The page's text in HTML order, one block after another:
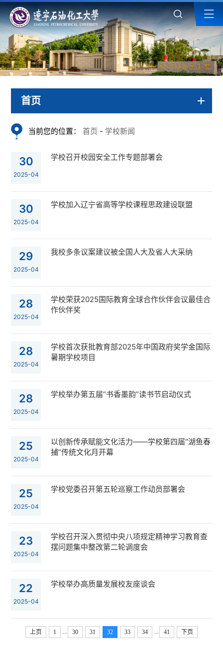
首页
当前您的位置：首页 - 学校新闻
30
2025-04
学校召开校园安全工作专题部署会
30
2025-04
学校加入辽宁省高等学校课程思政建设联盟
29
2025-04
我校多条议案建议被全国人大及省人大采纳
28
2025-04
学校荣获2025国际教育全球合作伙伴会议最佳合
作伙伴奖
28
2025-04
学校首次获批教育部2025年中国政府奖学金国际
暑期学校项目
28
2025-04
学校举办第五届“书香墨韵”读书节启动仪式
25
2025-04
以创新传承赋能文化活力——学校第四届“湖鱼春
捕”传统文化月开幕
25
2025-04
学校党委召开第五轮巡察工作动员部署会
23
2025-04
学校召开深入贯彻中央八项规定精神学习教育查
摆问题集中整改第二轮调度会
22
2025-04
学校举办高质量发展校友座谈会
上页 1 30 31 32 33 34 41 下页